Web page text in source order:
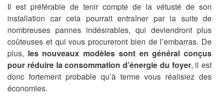
Il est préférable de tenir compte de la vétusté de son
installation car cela pourrait entraîner par la suite de
nombreuses pannes indésirables, qui deviendront plus
coûteuses et qui vous procureront bien de l’embarras. De
plus, les nouveaux modèles sont en général conçus
pour réduire la consommation d’énergie du foyer, il est
donc fortement probable qu’à terme vous réalisiez des
économies.